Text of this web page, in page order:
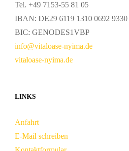
Tel. +49 7153-55 81 05
IBAN: DE29 6119 1310 0692 9330
BIC: GENODES1VBP
info@vitaloase-nyima.de
vitaloase-nyima.de
LINKS
Anfahrt
E-Mail schreiben